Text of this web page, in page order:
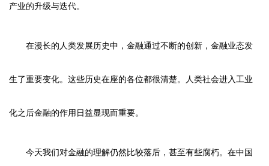
产业的升级与迭代。
在漫长的人类发展历史中，金融通过不断的创新，金融业态发
生了重要变化。这些历史在座的各位都很清楚。人类社会进入工业
化之后金融的作用日益显现而重要。
今天我们对金融的理解仍然比较落后，甚至有些腐朽。在中国